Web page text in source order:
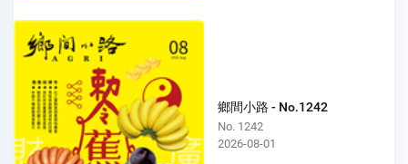
鄉間小路 - No.1242
No. 1242
2026-08-01